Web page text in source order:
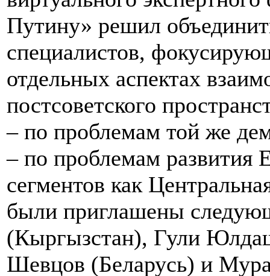
Путину» решил
специалистов,
отдельных аспектах
постсоветского
– по проблемам той же
– по проблемам развития
сегментов как
были приглашены
(Кыргызстан), Гули
Шевцов (Беларусь) и